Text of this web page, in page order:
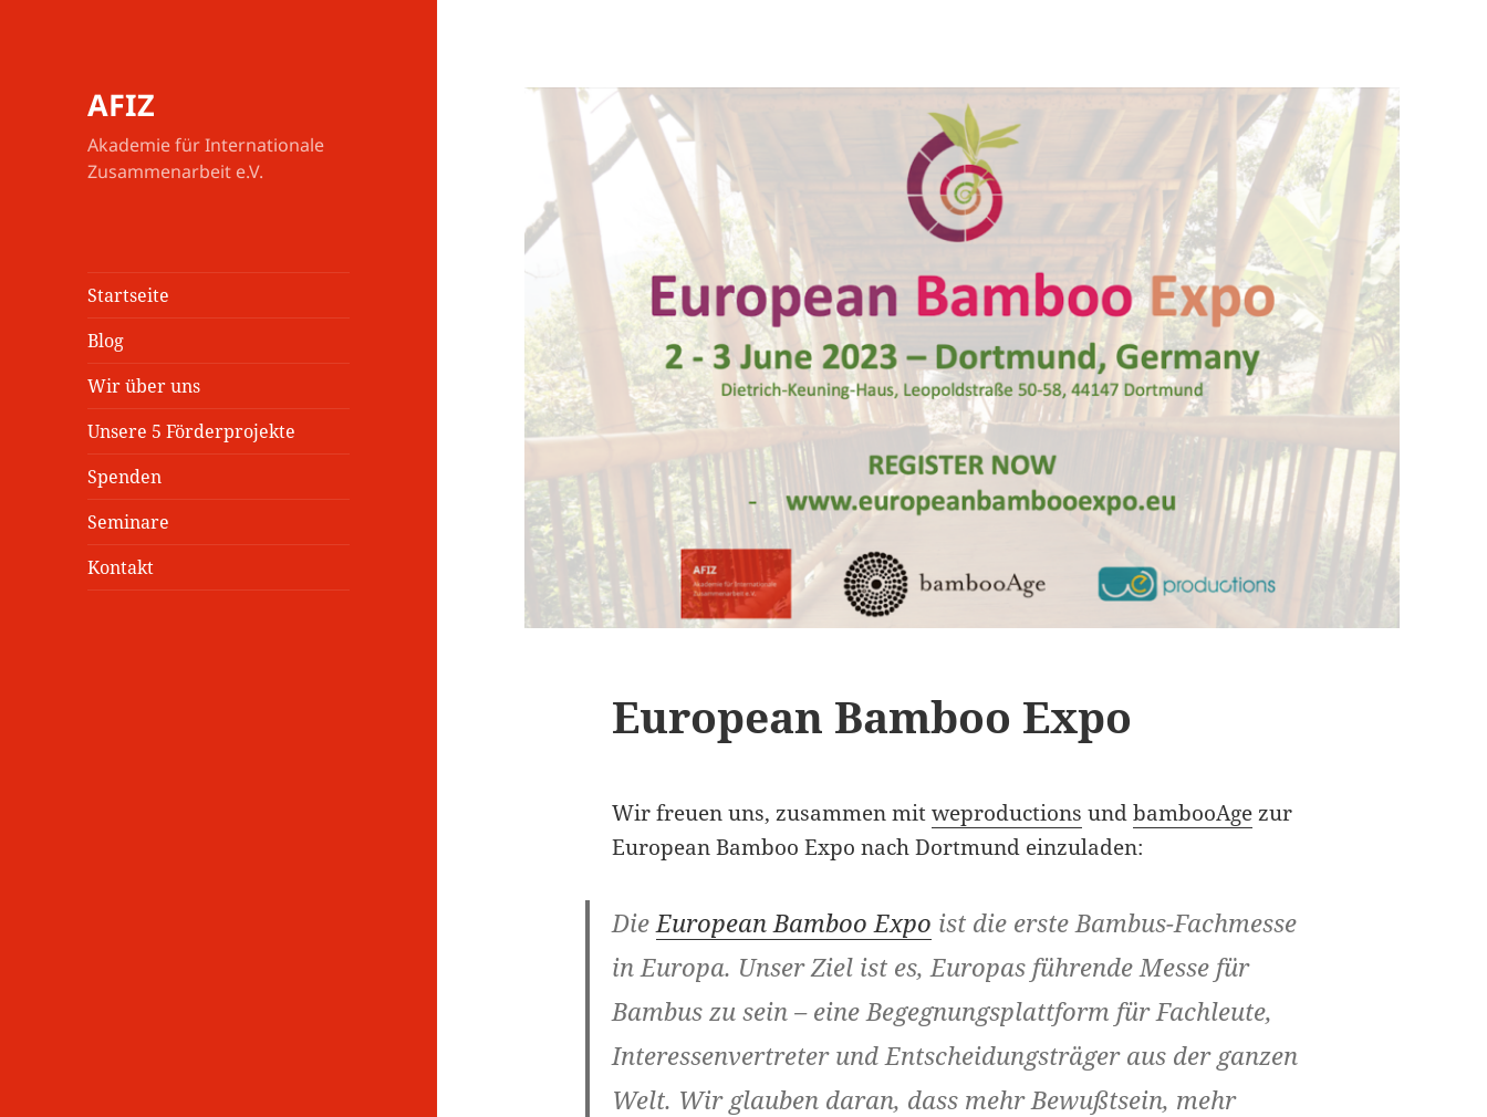
AFIZ
Akademie für Internationale
Zusammenarbeit e.V.
Startseite
Blog
Wir über uns
Unsere 5 Förderprojekte
Spenden
Seminare
Kontakt
European Bamboo Expo
Wir freuen uns, zusammen mitweproductions undbambooAgezur
European Bamboo Expo nach Dortmund einzuladen:
Die European Bamboo Expo ist die erste Bambus-Fachmesse
in Europa. Unser Ziel ist es, Europas führende Messe für
Bambus zu sein – eine Begegnungsplattform für Fachleute,
Interessenvertreter und Entscheidungsträger aus der ganzen
Welt. Wir glauben daran, dass mehr Bewußtsein, mehr